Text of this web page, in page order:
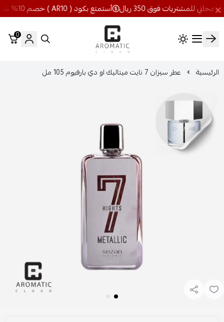
أستمتع بكود ( AR10 ) خصم 10% شحن مجاني للمشتريات فوق 350 ريال
اروماتيك كلاود
0
الرئيسية عطر سيزان 7 نايت ميتاليك او دي بارفيوم 105 مل